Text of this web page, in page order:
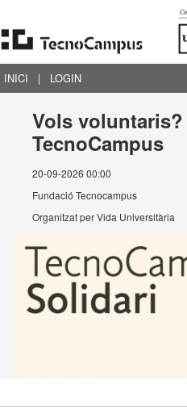
INICI | LOGIN
Vols voluntaris?
TecnoCampus
20-09-2026 00:00
Fundació Tecnocampus
Organitzat perVida Universitària